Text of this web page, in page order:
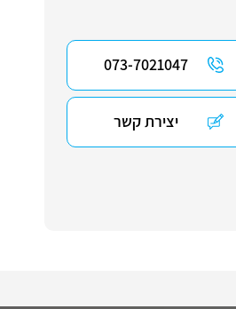
073-7021047
יצירת קשר